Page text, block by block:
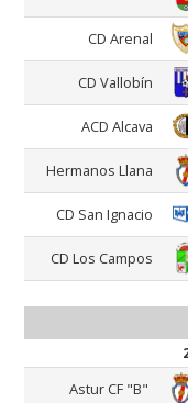
CD Arenal
CD Vallobín
ACD Alcava
Hermanos Llana
CD San Ignacio
CD Los Campos
Astur CF "B"